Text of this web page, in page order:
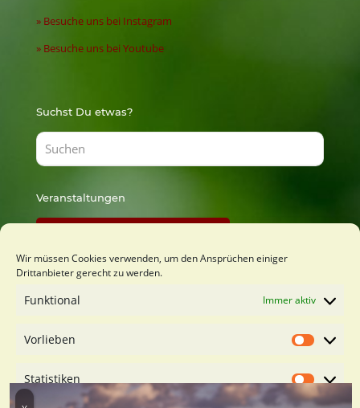
Wir müssen Cookies verwenden, um den Ansprüchen einiger
Drittanbieter gerecht zu werden.
Funktional Immer aktiv
Vorlieben Vorlieben
Statistiken
» Besuche uns bei Instagram
» Besuche uns bei Youtube
Suchst Du etwas?
Veranstaltungen